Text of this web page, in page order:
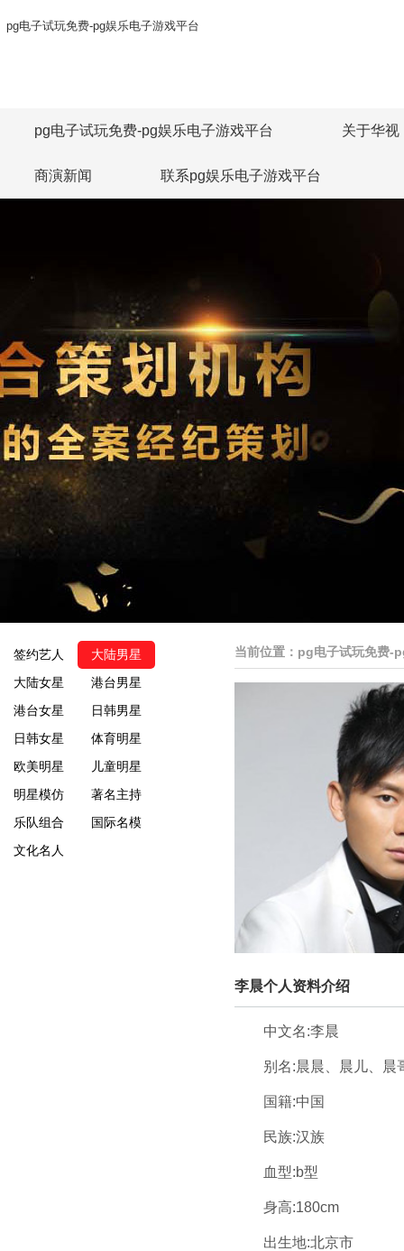
pg电子试玩免费-pg娱乐电子游戏平台
pg电子试玩免费-pg娱乐电子游戏平台 关于华视
商演新闻 联系pg娱乐电子游戏平台
签约艺人
大陆男星
大陆女星
港台男星
港台女星
日韩男星
日韩女星
体育明星
欧美明星
儿童明星
明星模仿
著名主持
乐队组合
国际名模
文化名人
当前位置： pg电子试玩免费-
李晨个人资料介绍
中文名:李晨
别名:晨晨、晨儿、晨
国籍:中国
民族:汉族
血型:b型
身高:180cm
出生地:北京市